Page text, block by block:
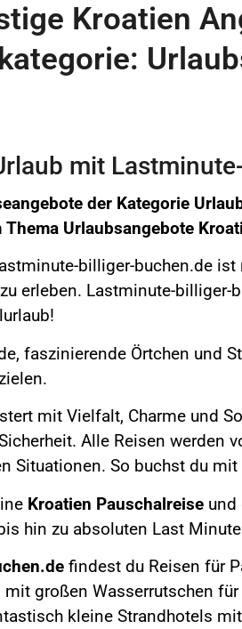
Kroatien
mit
der Kategorie
Thema Urlaubsangebote
billiger-buchen.de ist
erleben. Lastminute-
faszinierende Örtchen und
mit Vielfalt, Charme und
Alle Reisen werden
Situationen. So buchst du
Kroatien Pauschalreise und
hin zu absoluten Last
findest du Reisen für
großen Wasserrutschen
kleine Strandhotels